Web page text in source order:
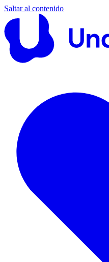
Saltar al contenido